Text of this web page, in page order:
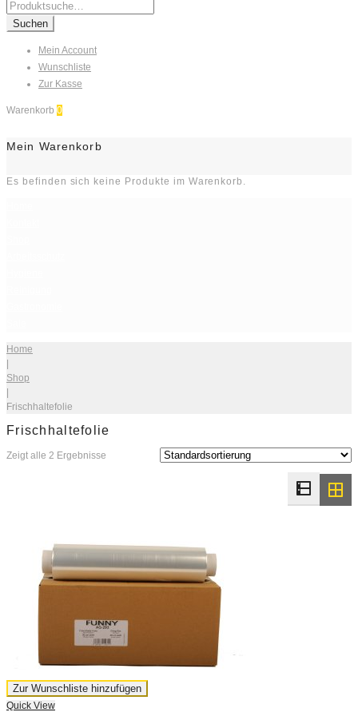
Search
for:
Suchen
Mein Account
Wunschliste
Zur Kasse
Warenkorb 0
Mein Warenkorb
Es befinden sich keine Produkte im Warenkorb.
Home
|
Shop
|
Frischhaltefolie
Frischhaltefolie
Zeigt alle 2 Ergebnisse
Zur Wunschliste hinzufügen
Quick View